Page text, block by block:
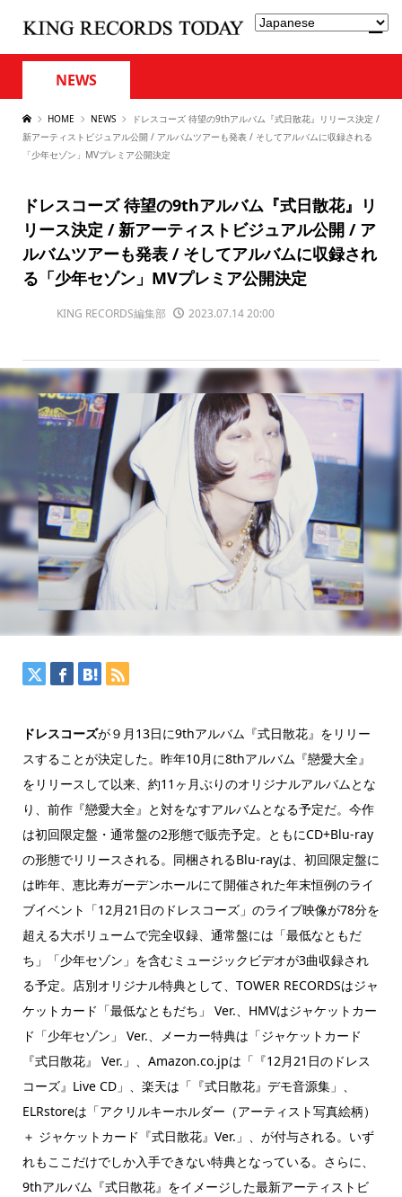
NEWS
HOME NEWS
ドレスコーズ 待望の9thアルバム『式日散花』リリース決定 /
新アーティストビジュアル公開 / アルバムツアーも発表 / そしてアルバムに収録される
「少年セゾン」MVプレミア公開決定
ドレスコーズ 待望の9thアルバム『式日散花』リ
リース決定 / 新アーティストビジュアル公開 / ア
ルバムツアーも発表 / そしてアルバムに収録され
る「少年セゾン」MVプレミア公開決定
KING RECORDS編集部 2023.07.14 20:00
ドレスコーズが９月13日に9thアルバム『式日散花』をリリー
スすることが決定した。昨年10月に8thアルバム『戀愛大全』
をリリースして以来、約11ヶ月ぶりのオリジナルアルバムとな
り、前作『戀愛大全』と対をなすアルバムとなる予定だ。今作
は初回限定盤・通常盤の2形態で販売予定。ともにCD+Blu-ray
の形態でリリースされる。同梱されるBlu-rayは、初回限定盤に
は昨年、恵比寿ガーデンホールにて開催された年末恒例のライ
ブイベント「12月21日のドレスコーズ」のライブ映像が78分を
超える大ボリュームで完全収録、通常盤には「最低なともだ
ち」「少年セゾン」を含むミュージックビデオが3曲収録され
る予定。店別オリジナル特典として、TOWER RECORDSはジャ
ケットカード「最低なともだち」 Ver.、HMVはジャケットカー
ド「少年セゾン」 Ver.、メーカー特典は「ジャケットカード
『式日散花』 Ver.」、Amazon.co.jpは「『12月21日のドレス
コーズ』Live CD」、楽天は「『式日散花』デモ音源集」、
ELRstoreは「アクリルキーホルダー（アーティスト写真絵柄）
＋ ジャケットカード『式日散花』Ver.」、が付与される。いず
れもここだけでしか入手できない特典となっている。さらに、
9thアルバム『式日散花』をイメージした最新アーティストビ